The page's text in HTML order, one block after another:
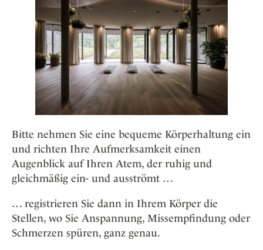
Bitte nehmen Sie eine bequeme Körperhaltung ein
und richten Ihre Aufmerksamkeit einen
Augenblick auf Ihren Atem, der ruhig und
gleichmäßig ein- und ausströmt …
… registrieren Sie dann in Ihrem Körper die
Stellen, wo Sie Anspannung, Missempfindung oder
Schmerzen spüren, ganz genau.